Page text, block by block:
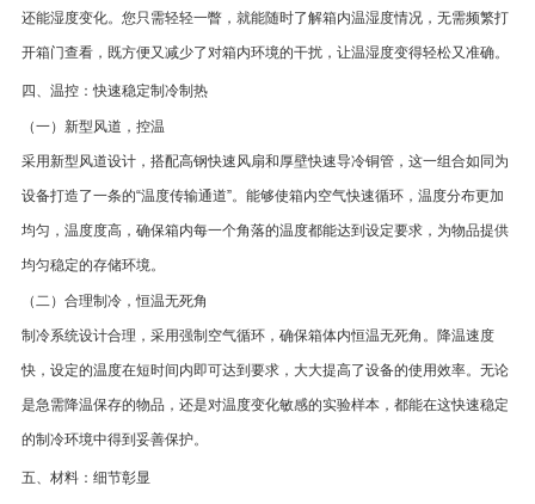
还能湿度变化。您只需轻轻一瞥，就能随时了解箱内温湿度情况，无需频繁打
开箱门查看，既方便又减少了对箱内环境的干扰，让温湿度变得轻松又准确。
四、温控：快速稳定制冷制热
（一）新型风道，控温
采用新型风道设计，搭配高钢快速风扇和厚壁快速导冷铜管，这一组合如同为
设备打造了一条的“温度传输通道”。能够使箱内空气快速循环，温度分布更加
均匀，温度度高，确保箱内每一个角落的温度都能达到设定要求，为物品提供
均匀稳定的存储环境。
（二）合理制冷，恒温无死角
制冷系统设计合理，采用强制空气循环，确保箱体内恒温无死角。降温速度
快，设定的温度在短时间内即可达到要求，大大提高了设备的使用效率。无论
是急需降温保存的物品，还是对温度变化敏感的实验样本，都能在这快速稳定
的制冷环境中得到妥善保护。
五、材料：细节彰显